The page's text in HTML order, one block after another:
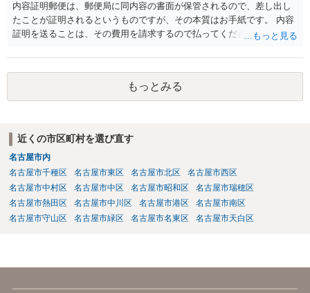
ます。 ですので、お金をかけて訴訟をしても得るものが少ない可能性
は高いと思われます。 ただ、この点に関しては弁護士によって見解が
異なるかもしれません。
内容証明郵便は、郵便局に同内容の書面が保管されるので、差し出し
たことが証明されるというものですが、その本質はお手紙です。 内容
証明を送ることは、その費用を請求するので払ってくださいという申
じる義務が（内容証明郵便の効力として）生じるというものではな
く、無視されたらそれでおしまいです。 その後は、裁判を起こして判
決を得て強制的に支払ってもらえるようにするかどうかを検討する必
要があります。郵便を送らずに最初から裁判所に申し立てる方法もあ
よく相談の上、決めるべきです。 単に内容証明郵便を作ってもらうだ
けでよいのかどうか（これだけなら数万円でしょう）、その後の交渉
を依頼するかどうか、請求金額との関係で、赤字になるかもしれない
ので、交渉の依頼はしないのか、など、検討すべき点はいろいろあり
ますので、まずは、お近くの弁護士に直接相談してみてください。
もっとみる
近くの市区町村を選び直す
名古屋市内
名古屋市千種区
名古屋市東区 名古屋市北区
名古屋市西区
名古屋市中村区
名古屋市中区 名古屋市昭和区
名古屋市瑞穂区
名古屋市熱田区
名古屋市中川区 名古屋市港区
名古屋市南区
名古屋市守山区
名古屋市緑区 名古屋市名東区 名古屋市天白区